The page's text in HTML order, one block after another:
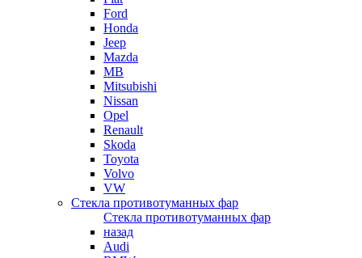
Ford
Honda
Jeep
Mazda
MB
Mitsubishi
Nissan
Opel
Renault
Skoda
Toyota
Volvo
VW
Стекла противотуманных фар
Стекла противотуманных фар
назад
Audi